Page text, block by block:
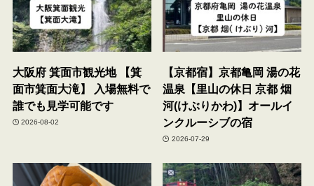
大阪府 箕面市観光地 【箕
面市箕面大滝】 入場無料で
誰でも見学可能です
2026-08-02
【京都宿】京都亀岡 湯の花
温泉【里山の休日 京都 烟
河(けぶりかわ)】オールイ
ンクルーシブの宿
2026-07-29